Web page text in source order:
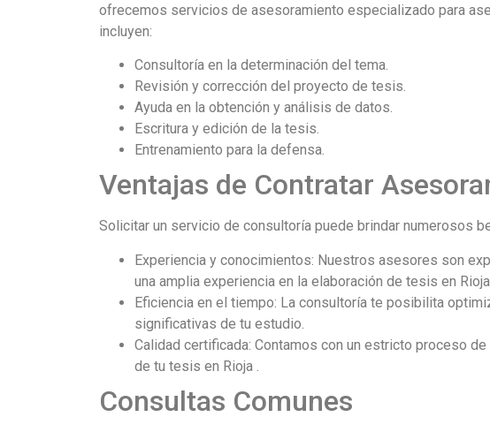
ofrecemos servicios de asesoramiento especializado para
incluyen:
Consultoría en la determinación del tema.
Revisión y corrección del proyecto de tesis.
Ayuda en la obtención y análisis de datos.
Escritura y edición de la tesis.
Entrenamiento para la defensa.
Ventajas de Contratar
Solicitar un servicio de consultoría puede brindar numerosos
Experiencia y conocimientos: Nuestros asesores son
una amplia experiencia en la elaboración de tesis en Rioja .
Eficiencia en el tiempo: La consultoría te posibilita
significativas de tu estudio.
Calidad certificada: Contamos con un estricto proceso
de tu tesis en Rioja .
Consultas Comunes